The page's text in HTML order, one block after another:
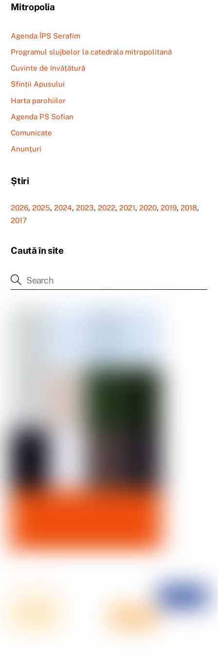
Mitropolia
Agenda ÎPS Serafim
Programul slujbelor la catedrala mitropolitană
Cuvinte de învățătură
Sfinții Apusului
Harta parohiilor
Agenda PS Sofian
Comunicate
Anunțuri
Știri
2026,2025,2024,2023,2022,2021,2020,2019,2018,
2017
Caută în site